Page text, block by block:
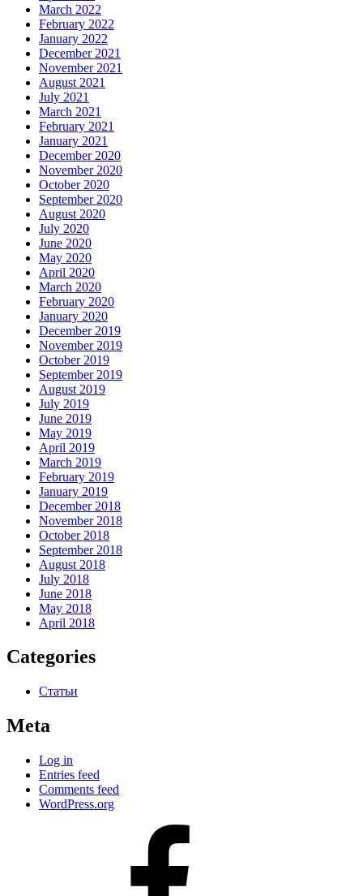
March 2022
February 2022
January 2022
December 2021
November 2021
August 2021
July 2021
March 2021
February 2021
January 2021
December 2020
November 2020
October 2020
September 2020
August 2020
July 2020
June 2020
May 2020
April 2020
March 2020
February 2020
January 2020
December 2019
November 2019
October 2019
September 2019
August 2019
July 2019
June 2019
May 2019
April 2019
March 2019
February 2019
January 2019
December 2018
November 2018
October 2018
September 2018
August 2018
July 2018
June 2018
May 2018
April 2018
Categories
Статьи
Meta
Log in
Entries feed
Comments feed
WordPress.org